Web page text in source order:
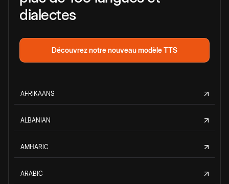
dialectes
Découvrez notre nouveau modèle TTS
AFRIKAANS
ALBANIAN
AMHARIC
ARABIC